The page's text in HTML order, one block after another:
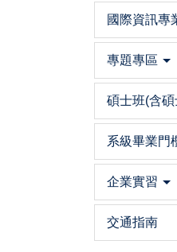
國際資訊專
專題專區
碩士班(含
系級畢業門
企業實習
交通指南